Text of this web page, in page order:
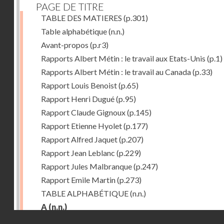
PAGE DE TITRE
TABLE DES MATIERES (p.301)
Table alphabétique(n.n.)
Avant-propos (p.r3)
Rapports Albert Métin : le travail aux Etats-Unis (p.1)
Rapports Albert Métin : le travail au Canada(p.33)
Rapport Louis Benoist(p.65)
Rapport Henri Dugué(p.95)
Rapport Claude Gignoux(p.145)
Rapport Etienne Hyolet(p.177)
Rapport Alfred Jaquet(p.207)
Rapport Jean Leblanc (p.229)
Rapport Jules Malbranque(p.247)
Rapport Emile Martin(p.273)
TABLE ALPHABÉTIQUE(n.n.)
A (n.n.)